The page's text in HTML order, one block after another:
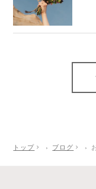
トップ ブログ